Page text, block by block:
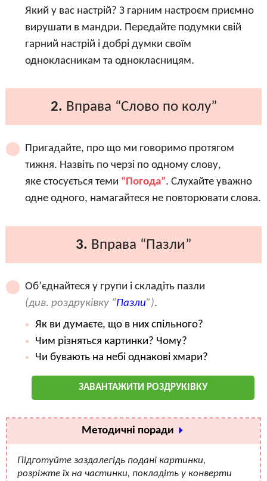
Який у вас настрій? З гарним настроєм приємно
вирушати в мандри. Передайте подумки свій
гарний настрій і добрі думки своїм
однокласникам та однокласницям.
2. Вправа “Слово по колу”
Пригадайте, про що ми говоримо протягом
тижня. Назвіть по черзі по одному слову,
яке стосується теми “Погода”. Слухайте уважно
одне одного, намагайтеся не повторювати слова.
3. Вправа “Пазли”
Об’єднайтеся у групи і складіть пазли
(див. роздруківку “Пазли”).
Як ви думаєте, що в них спільного?
Чим різняться картинки? Чому?
Чи бувають на небі однакові хмари?
ЗАВАНТАЖИТИ РОЗДРУКІВКУ
Методичні поради
Підготуйте заздалегідь подані картинки,
розріжте їх на частинки, покладіть у конверти